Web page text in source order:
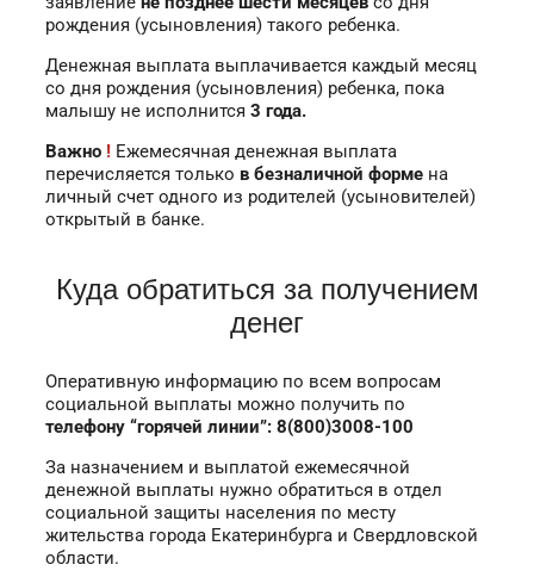
рождения (усыновления) такого ребенка.
Денежная выплата выплачивается каждый месяц
со дня рождения (усыновления) ребенка, пока
малышу не исполнится 3 года.
Важно ! Ежемесячная денежная выплата
перечисляется только в безналичной форме на
личный счет одного из родителей (усыновителей)
открытый в банке.
Куда обратиться за получением
денег
Оперативную информацию по всем вопросам
социальной выплаты можно получить по
телефону “горячей линии”: 8(800)3008-100
За назначением и выплатой ежемесячной
денежной выплаты нужно обратиться в отдел
социальной защиты населения по месту
жительства города Екатеринбурга и Свердловской
области.